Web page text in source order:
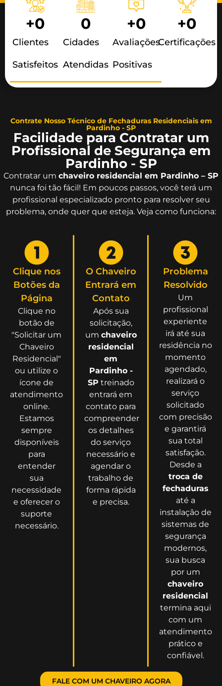
Clientes
Satisfeitos
+0
Cidades
Atendidas
0
Avaliações
Positivas
+0
Certificações
+0
Contrate Nosso Técnico de Fechaduras Residenciais em
Pardinho - SP
Facilidade para Contratar um
Profissional de Segurança em
Pardinho - SP
Contratar um chaveiro residencial em Pardinho – SP
nunca foi tão fácil! Em poucos passos, você terá um
profissional especializado pronto para resolver seu
problema, onde quer que esteja. Veja como funciona:
Clique nos
Botões da
Página
Clique no
botão de
"Solicitar um
Chaveiro
Residencial"
ou utilize o
ícone de
atendimento
online.
Estamos
sempre
disponíveis
para
entender
sua
necessidade
e oferecer o
suporte
necessário.
O Chaveiro
Entrará em
Contato
Após sua
solicitação,
um chaveiro
residencial
em
Pardinho -
SP treinado
entrará em
contato para
compreender
os detalhes
do serviço
necessário e
agendar o
trabalho de
forma rápida
e precisa.
Problema
Resolvido
Um
profissional
experiente
irá até sua
residência no
momento
agendado,
realizará o
serviço
solicitado
com precisão
e garantirá
sua total
satisfação.
Desde a
troca de
fechaduras
até a
instalação de
sistemas de
segurança
modernos,
sua busca
por um
chaveiro
residencial
termina aqui
com um
atendimento
prático e
confiável.
FALE COM UM CHAVEIRO AGORA